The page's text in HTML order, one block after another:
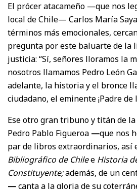
El prócer atacameño —que nos
local de Chile— Carlos María
términos más emocionales,
pregunta por este baluarte de la
justicia: “Sí, señores lloramos la
nosotros llamamos Pedro León
adelante, la historia y el bronce
ciudadano, el eminente ¡Padre de
Ese otro gran tribuno y titán de
Pedro Pablo Figueroa —que nos
par de libros extraordinarios, así
Bibliográfico de Chilee Historia
Constituyente;además, de un
—canta a la gloria de su